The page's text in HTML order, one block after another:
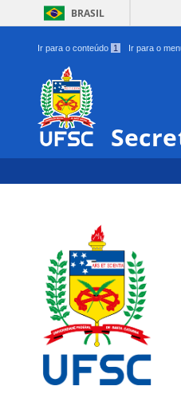
BRASIL
Ir para o conteúdo 1 Ir para o